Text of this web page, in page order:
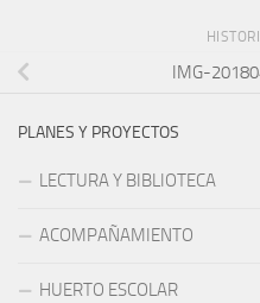
IMG-
PLANES Y PROYECTOS
LECTURA Y BIBLIOTECA
ACOMPAÑAMIENTO
HUERTO ESCOLAR